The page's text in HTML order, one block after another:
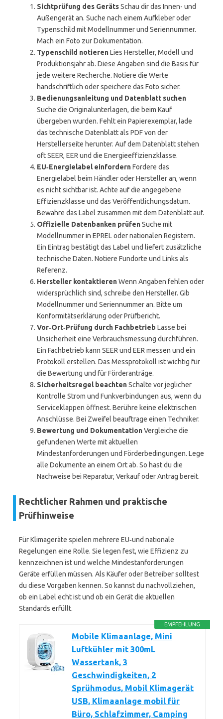
Sichtprüfung des GerätsSchau dir das Innen- und
Außengerät an. Suche nach einem Aufkleber oder
Typenschild mit Modellnummer und Seriennummer.
Mach ein Foto zur Dokumentation.
Typenschild notierenLies Hersteller, Modell und
Produktionsjahr ab. Diese Angaben sind die Basis für
jede weitere Recherche. Notiere die Werte
handschriftlich oder speichere das Foto sicher.
Bedienungsanleitung und Datenblatt suchen
Suche die Originalunterlagen, die beim Kauf
übergeben wurden. Fehlt ein Papierexemplar, lade
das technische Datenblatt als PDF von der
Herstellerseite herunter. Auf dem Datenblatt stehen
oft SEER, EER und die Energieeffizienzklasse.
EU‑Energielabel einfordernFordere das
Energielabel beim Händler oder Hersteller an, wenn
es nicht sichtbar ist. Achte auf die angegebene
Effizienzklasse und das Veröffentlichungsdatum.
Bewahre das Label zusammen mit dem Datenblatt auf.
Offizielle Datenbanken prüfenSuche mit
Modellnummer in EPREL oder nationalen Registern.
Ein Eintrag bestätigt das Label und liefert zusätzliche
technische Daten. Notiere Fundorte und Links als
Referenz.
Hersteller kontaktierenWenn Angaben fehlen oder
widersprüchlich sind, schreibe den Hersteller. Gib
Modellnummer und Seriennummer an. Bitte um
Konformitätserklärung oder Prüfbericht.
Vor‑Ort‑Prüfung durch Fachbetrieb Lasse bei
Unsicherheit eine Verbrauchsmessung durchführen.
Ein Fachbetrieb kann SEER und EER messen und ein
Protokoll erstellen. Das Messprotokoll ist wichtig für
die Bewertung und für Förderanträge.
Sicherheitsregel beachtenSchalte vor jeglicher
Kontrolle Strom und Funkverbindungen aus, wenn du
Serviceklappen öffnest. Berühre keine elektrischen
Anschlüsse. Bei Zweifel beauftrage einen Techniker.
Bewertung und DokumentationVergleiche die
gefundenen Werte mit aktuellen
Mindestanforderungen und Förderbedingungen. Lege
alle Dokumente an einem Ort ab. So hast du die
Nachweise bei Reparatur, Verkauf oder Antrag bereit.
Rechtlicher Rahmen und praktische
Prüfhinweise
Für Klimageräte spielen mehrere EU‑und nationale
Regelungen eine Rolle. Sie legen fest, wie Effizienz zu
kennzeichnen ist und welche Mindestanforderungen
Geräte erfüllen müssen. Als Käufer oder Betreiber solltest
du diese Vorgaben kennen. So kannst du nachvollziehen,
ob ein Label echt ist und ob ein Gerät die aktuellen
Standards erfüllt.
EMPFEHLUNG
Mobile Klimaanlage, Mini
Luftkühler mit 300mL
Wassertank, 3
Geschwindigkeiten, 2
Sprühmodus, Mobil Klimagerät
USB, Klimaanlage mobil für
Büro, Schlafzimmer, Camping